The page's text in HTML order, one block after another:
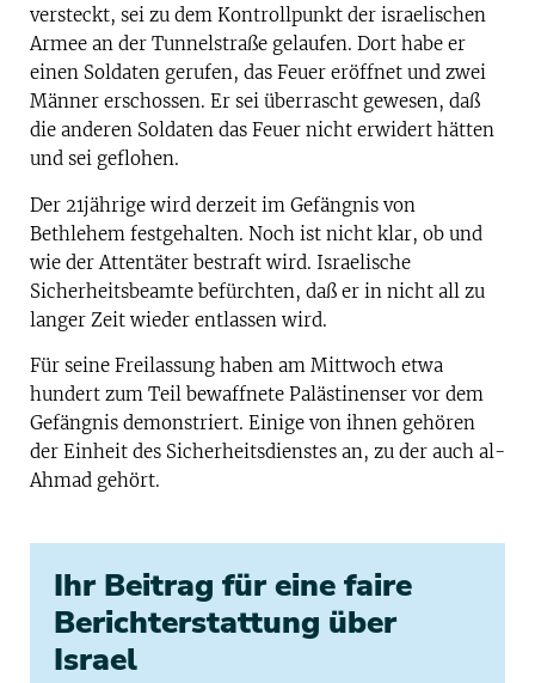
versteckt, sei zu dem Kontrollpunkt der israelischen
Armee an der Tunnelstraße gelaufen. Dort habe er
einen Soldaten gerufen, das Feuer eröffnet und zwei
Männer erschossen. Er sei überrascht gewesen, daß
die anderen Soldaten das Feuer nicht erwidert hätten
und sei geflohen.
Der 21jährige wird derzeit im Gefängnis von
Bethlehem festgehalten. Noch ist nicht klar, ob und
wie der Attentäter bestraft wird. Israelische
Sicherheitsbeamte befürchten, daß er in nicht all zu
langer Zeit wieder entlassen wird.
Für seine Freilassung haben am Mittwoch etwa
hundert zum Teil bewaffnete Palästinenser vor dem
Gefängnis demonstriert. Einige von ihnen gehören
der Einheit des Sicherheitsdienstes an, zu der auch al-
Ahmad gehört.
Ihr Beitrag für eine faire
Berichterstattung über
Israel